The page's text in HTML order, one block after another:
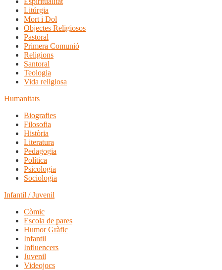
Litúrgia
Mort i Dol
Objectes Religiosos
Pastoral
Primera Comunió
Religions
Santoral
Teologia
Vida religiosa
Humanitats
Biografies
Filosofia
Història
Literatura
Pedagogia
Política
Psicologia
Sociologia
Infantil / Juvenil
Còmic
Escola de pares
Humor Gràfic
Infantil
Influencers
Juvenil
Videojocs